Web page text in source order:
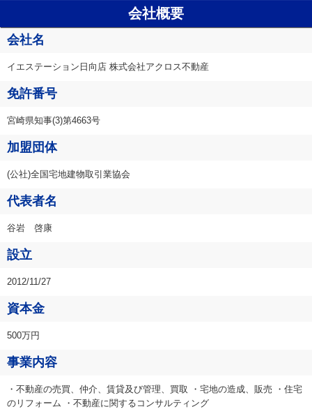
会社概要
会社名
イエステーション日向店 株式会社アクロス不動産
免許番号
宮崎県知事(3)第4663号
加盟団体
(公社)全国宅地建物取引業協会
代表者名
谷岩 啓康
設立
2012/11/27
資本金
500万円
事業内容
・不動産の売買、仲介、賃貸及び管理、買取 ・宅地の造成、販売 ・住宅
のリフォーム ・不動産に関するコンサルティング